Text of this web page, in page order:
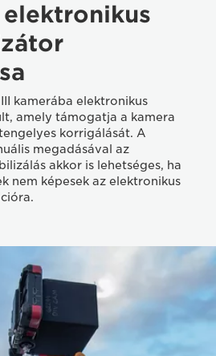
kamerába elektronikus
amely támogatja a kamera
korrigálását. A
megadásával az
akkor is lehetséges, ha
nem képesek az elektronikus